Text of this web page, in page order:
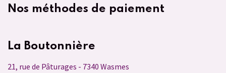
Nos méthodes de paiement
La Boutonnière
21, rue de Pâturages - 7340 Wasmes